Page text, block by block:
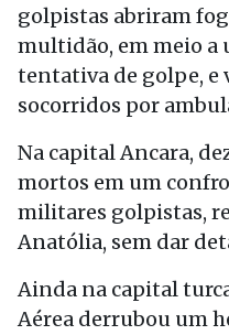
golpistas abriram
multidão, em meio a
tentativa de golpe, e
socorridos por
Na capital Ancara,
mortos em um
militares golpistas,
Anatólia, sem dar
Ainda na capital
Aérea derrubou um